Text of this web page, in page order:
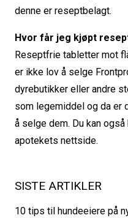
denne er reseptbelagt.
Hvor får jeg kjøpt
Reseptfrie tabletter mot
er ikke lov å selge
dyrebutikker eller andre
som legemiddel og da er
å selge dem. Du kan
apotekets nettside.
SISTE ARTIKLER
10 tips til hundeeiere på